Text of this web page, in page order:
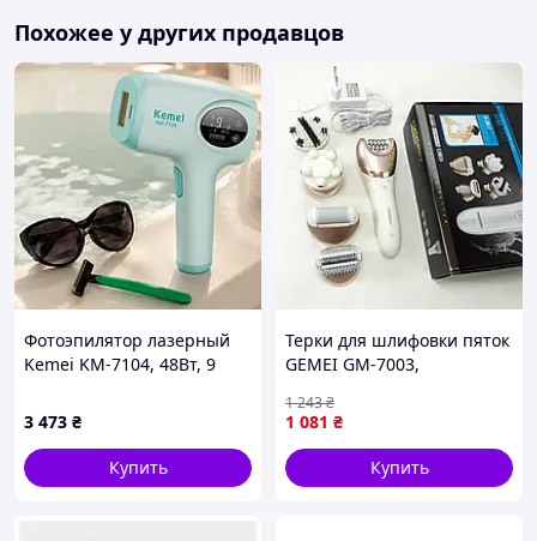
Похожее у других продавцов
Фотоэпилятор лазерный
Kemei KM-7104, 48Вт, 9
тела / Фотоэпилятор для
ног / Эпилятор для бикини
3 473 ₴
Купить
Терки для шлифовки пяток
GEMEI GM-7003,
многофункциональный
эпилятор VM-24 (ЕКОБОКС)
1 081 ₴
1 243₴
Купить